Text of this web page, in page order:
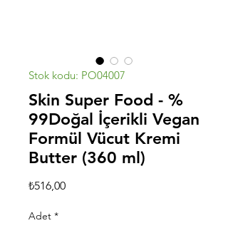
Stok kodu: PO04007
Skin Super Food - %
99Doğal İçerikli Vegan
Formül Vücut Kremi
Butter (360 ml)
₺516,00Fiyat
Adet *